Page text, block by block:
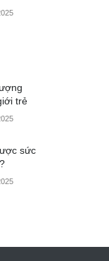
trẻ
sức
của nữ